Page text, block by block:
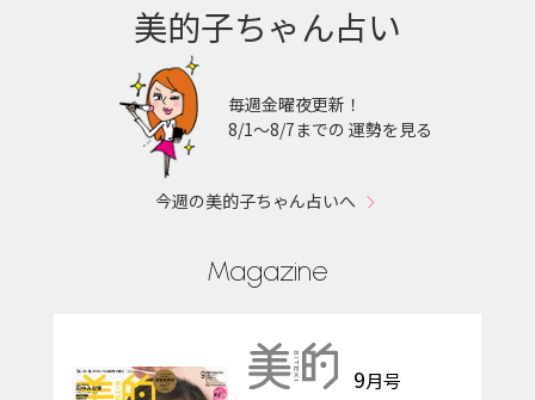
美的子ちゃん占い
毎週金曜夜更新！
8/1〜8/7までの 運勢を見る
今週の美的子ちゃん占いへ
Magazine
9月号